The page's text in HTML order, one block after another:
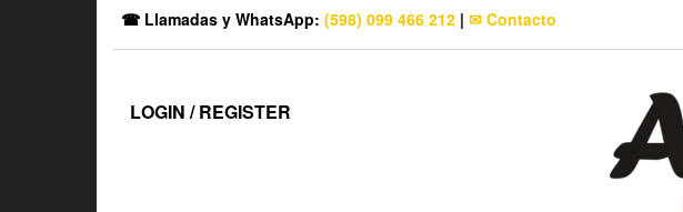
☎ Llamadas y WhatsApp: (598) 099 466 212 | ✉ Contacto
LOGIN / REGISTER